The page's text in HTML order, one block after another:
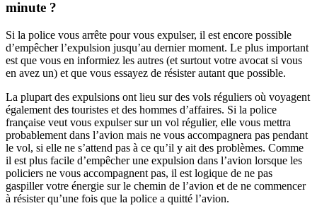
minute ?
Si la police vous arrête pour vous expulser, il est encore possible
d’empêcher l’expulsion jusqu’au dernier moment. Le plus important
est que vous en informiez les autres (et surtout votre avocat si vous
en avez un) et que vous essayez de résister autant que possible.
La plupart des expulsions ont lieu sur des vols réguliers où voyagent
également des touristes et des hommes d’affaires. Si la police
française veut vous expulser sur un vol régulier, elle vous mettra
probablement dans l’avion mais ne vous accompagnera pas pendant
le vol, si elle ne s’attend pas à ce qu’il y ait des problèmes. Comme
il est plus facile d’empêcher une expulsion dans l’avion lorsque les
policiers ne vous accompagnent pas, il est logique de ne pas
gaspiller votre énergie sur le chemin de l’avion et de ne commencer
à résister qu’une fois que la police a quitté l’avion.